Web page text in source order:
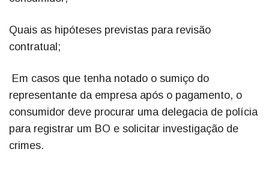
Quais as hipóteses previstas para revisão
contratual;
Em casos que tenha notado o sumiço do
representante da empresa após o pagamento, o
consumidor deve procurar uma delegacia de polícia
para registrar um BO e solicitar investigação de
crimes.